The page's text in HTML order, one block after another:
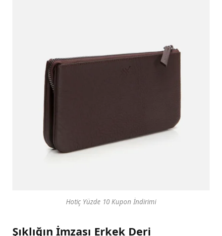
Hotiç Yüzde 10 Kupon İndirimi
Şıklığın İmzası Erkek Deri